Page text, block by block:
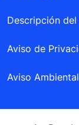
Descripción
Aviso de
Aviso Ambiental